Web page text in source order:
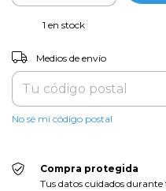
1 en stock
Entregas para el CP:
Medios de envío
No sé mi código postal
Compra protegida
Tus datos cuidados